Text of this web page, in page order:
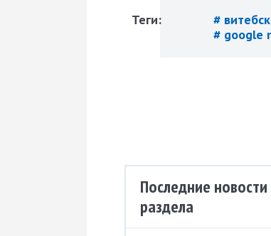
Теги: # витебск
# google
Последние новости
раздела